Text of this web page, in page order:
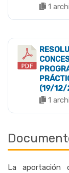
1
(19/
1
La aportación